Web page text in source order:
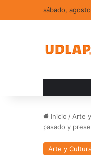
sábado,
Inicio / Arte
pasado y
Arte y Cultura